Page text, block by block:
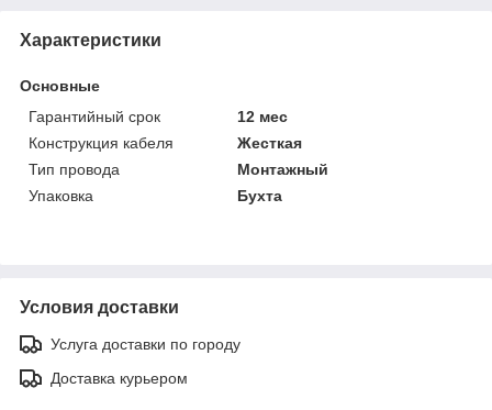
Характеристики
Основные
Гарантийный срок
12 мес
Конструкция кабеля
Жесткая
Тип провода
Монтажный
Упаковка
Бухта
Условия доставки
Услуга доставки по городу
Доставка курьером